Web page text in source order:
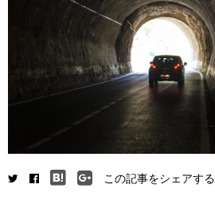
この記事をシェアする